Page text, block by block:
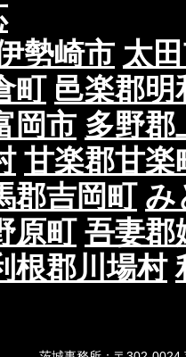
勢崎市 太
町 邑楽郡明
岡市 多野郡
甘楽郡甘楽
郡吉岡町 み
原町 吾妻郡
根郡川場村